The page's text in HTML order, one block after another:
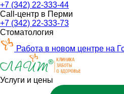
+7 (342) 22-333-44
Call-центр в Перми
+7 (342) 22-333-73
Стоматология
Работа в новом центре на
Услуги и цены